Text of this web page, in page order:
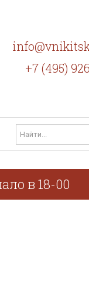
+7 (495)
в 18-00